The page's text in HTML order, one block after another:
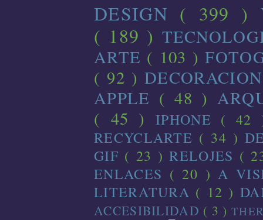
DESIGN ( 399 )
( 189 )
ARTE ( 103 )
( 92 )
APPLE ( 48 )
( 45 )IPHONE (
RECYCLARTE ( 34 )
GIF ( 23 )RELOJES (
ENLACES ( 20 )A
LITERATURA ( 12 )
ACCESIBILIDAD ( 3 )